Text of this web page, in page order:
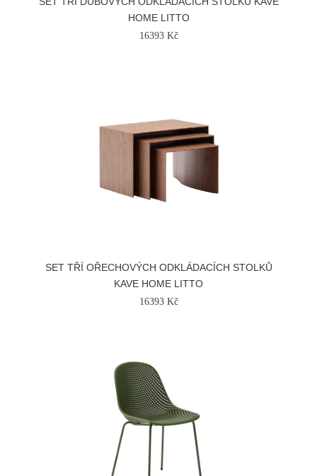
HOME LITTO
16393 Kč
SET TŘÍ OŘECHOVÝCH ODKLÁDACÍCH STOLKŮ
KAVE HOME LITTO
16393 Kč